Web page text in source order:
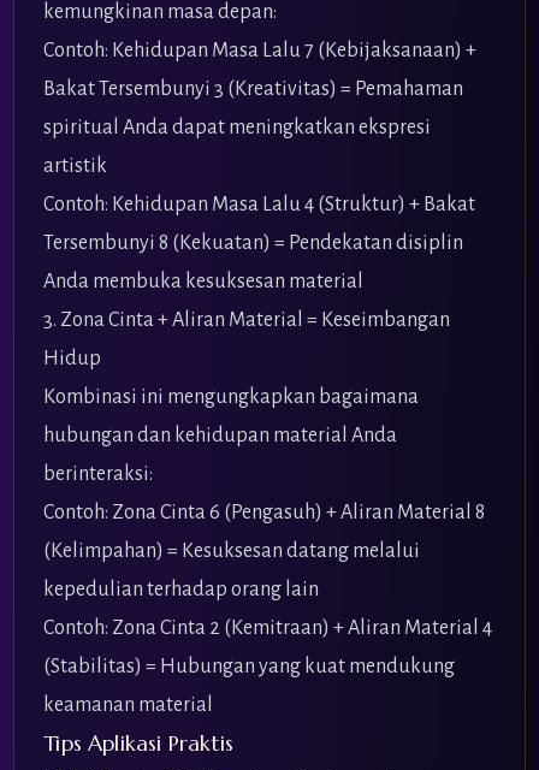
kemungkinan masa depan:
Contoh: Kehidupan Masa Lalu 7 (Kebijaksanaan) +
Bakat Tersembunyi 3 (Kreativitas) = Pemahaman
spiritual Anda dapat meningkatkan ekspresi
artistik
Contoh: Kehidupan Masa Lalu 4 (Struktur) + Bakat
Tersembunyi 8 (Kekuatan) = Pendekatan disiplin
Anda membuka kesuksesan material
3. Zona Cinta + Aliran Material = Keseimbangan
Hidup
Kombinasi ini mengungkapkan bagaimana
hubungan dan kehidupan material Anda
berinteraksi:
Contoh: Zona Cinta 6 (Pengasuh) + Aliran Material 8
(Kelimpahan) = Kesuksesan datang melalui
kepedulian terhadap orang lain
Contoh: Zona Cinta 2 (Kemitraan) + Aliran Material 4
(Stabilitas) = Hubungan yang kuat mendukung
keamanan material
Tips Aplikasi Praktis